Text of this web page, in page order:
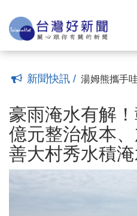
新聞快訊 /
年訪遍5.2萬
少子化時代
促成10對新
逛市集學法
念 提升全
彰化市立管
竣工打造文
湯姆熊攜手
本、加錫排
(17:12)
國民黨同志
政率議員盼
榮服處榮欣
慶父親節
彰濱秀傳20
當代繪畫個
彰化啟動獨
年訪遍5.2萬
少子化時代
豪雨淹水有解
億元整治板本
善大村秀水積